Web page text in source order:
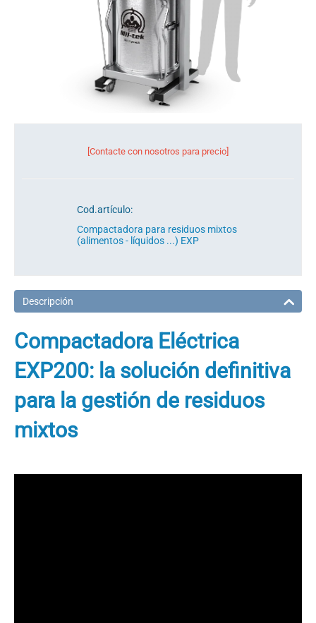
[Contacte con nosotros para precio]
Cod.artículo:
Compactadora para residuos mixtos
(alimentos - líquidos ...) EXP
Descripción
Compactadora Eléctrica
EXP200: la solución definitiva
para la gestión de residuos
mixtos